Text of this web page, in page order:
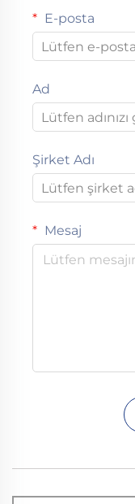
E-posta
Ad
Şirket Adı
Mesaj